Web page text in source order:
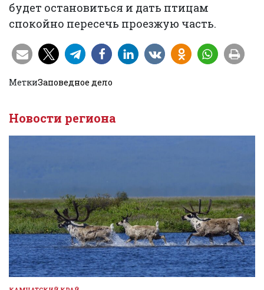
будет остановиться и дать птицам
спокойно пересечь проезжую часть.
МеткиЗаповедное дело
Новости региона